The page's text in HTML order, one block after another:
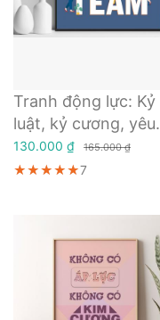
Tranh động lực: Kỷ
luật, kỷ cương, yêu
thương, trách nhiệm
130.000 ₫ 165.000 ₫
★★★★★
★★★★★
★★★★★7